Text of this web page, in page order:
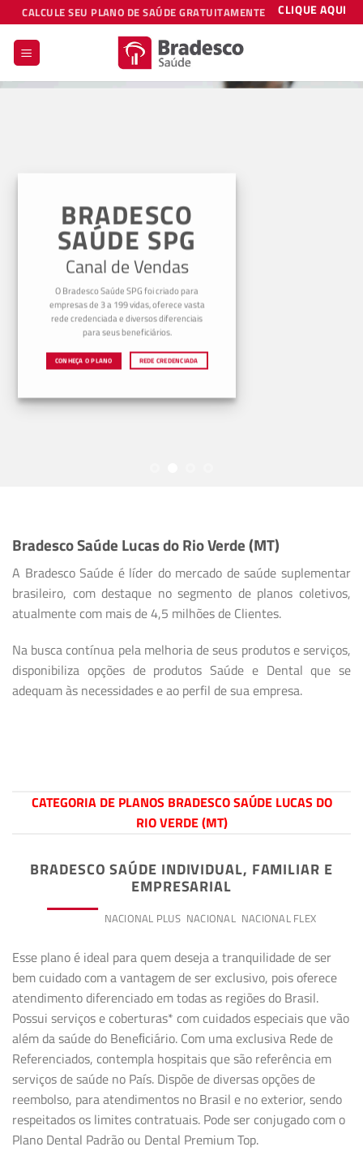
Skip
to
content
CALCULE SEU PLANO DE SAÚDE GRATUITAMENTE CLIQUE AQUI
BRADESCO
SAÚDE SPG
Canal de Vendas
O Bradesco Saúde SPG foi criado para
empresas de 3 a 199 vidas, oferece vasta
rede credenciada e diversos diferenciais
para seus beneficiários.
CONHEÇA O PLANO REDE CREDENCIADA
Bradesco Saúde Lucas do Rio Verde (MT)
A Bradesco Saúde é líder do mercado de saúde suplementar
brasileiro, com destaque no segmento de planos coletivos,
atualmente com mais de 4,5 milhões de Clientes.
Na busca contínua pela melhoria de seus produtos e serviços,
disponibiliza opções de produtos Saúde e Dental que se
adequam às necessidades e ao perfil de sua empresa.
CATEGORIA DE PLANOS BRADESCO SAÚDE LUCAS DO
RIO VERDE (MT)
BRADESCO SAÚDE INDIVIDUAL, FAMILIAR E
EMPRESARIAL
NACIONAL PLUS NACIONAL NACIONAL FLEX
Esse plano é ideal para quem deseja a tranquilidade de ser
bem cuidado com a vantagem de ser exclusivo, pois oferece
atendimento diferenciado em todas as regiões do Brasil.
Possui serviços e coberturas* com cuidados especiais que vão
além da saúde do Beneﬁciário. Com uma exclusiva Rede de
Referenciados, contempla hospitais que são referência em
serviços de saúde no País. Dispõe de diversas opções de
reembolso, para atendimentos no Brasil e no exterior, sendo
respeitados os limites contratuais. Pode ser conjugado com o
Plano Dental Padrão ou Dental Premium Top.